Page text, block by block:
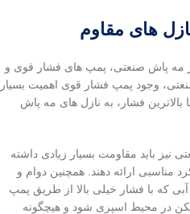
های مقاوم
مه پاش صنعتی، پمپ های فشار قوی و
وجود پمپ فشار قوی اهمیت بسیار
فشار، به نازل های مه پاش
باید مقاومت بسیار زیادی داشته
مناسبی ارائه دهند. همچنین دوام و
که با فشار خیلی بالا از طریق پمپ
در محیط اسپری شود و هیچگونه